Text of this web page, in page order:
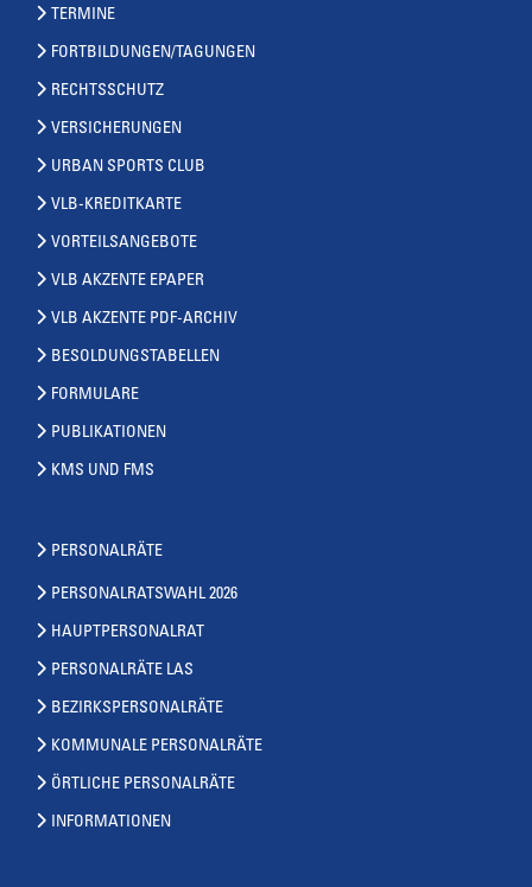
TERMINE
FORTBILDUNGEN/TAGUNGEN
RECHTSSCHUTZ
VERSICHERUNGEN
URBAN SPORTS CLUB
VLB-KREDITKARTE
VORTEILSANGEBOTE
VLB AKZENTE EPAPER
VLB AKZENTE PDF-ARCHIV
BESOLDUNGSTABELLEN
FORMULARE
PUBLIKATIONEN
KMS UND FMS
PERSONALRÄTE
PERSONALRATSWAHL 2026
HAUPTPERSONALRAT
PERSONALRÄTE LAS
BEZIRKSPERSONALRÄTE
KOMMUNALE PERSONALRÄTE
ÖRTLICHE PERSONALRÄTE
INFORMATIONEN